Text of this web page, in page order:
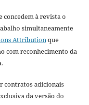
concedem à revista o
simultaneamente
Attributionque
com reconhecimento da
contratos adicionais
da versão do